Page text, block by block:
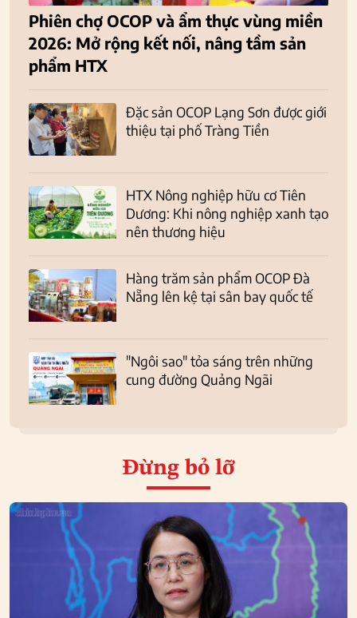
Phiên chợ OCOP và ẩm thực vùng miền
2026: Mở rộng kết nối, nâng tầm sản
phẩm HTX
Đặc sản OCOP Lạng Sơn được giới
thiệu tại phố Tràng Tiền
HTX Nông nghiệp hữu cơ Tiên
Dương: Khi nông nghiệp xanh tạo
nên thương hiệu
Hàng trăm sản phẩm OCOP Đà
Nẵng lên kệ tại sân bay quốc tế
"Ngôi sao" tỏa sáng trên những
cung đường Quảng Ngãi
Đừng bỏ lỡ